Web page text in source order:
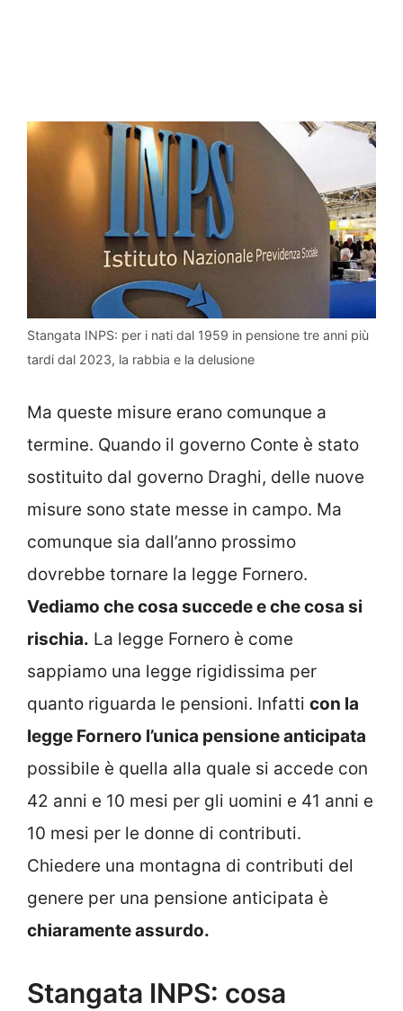
Stangata INPS: per i nati dal 1959 in pensione tre anni più
tardi dal 2023, la rabbia e la delusione
Ma queste misure erano comunque a
termine. Quando il governo Conte è stato
sostituito dal governo Draghi, delle nuove
misure sono state messe in campo. Ma
comunque sia dall’anno prossimo
dovrebbe tornare la legge Fornero.
Vediamo che cosa succede e che cosa si
rischia. La legge Fornero è come
sappiamo una legge rigidissima per
quanto riguarda le pensioni. Infatti con la
legge Fornero l’unica pensione anticipata
possibile è quella alla quale si accede con
42 anni e 10 mesi per gli uomini e 41 anni e
10 mesi per le donne di contributi.
Chiedere una montagna di contributi del
genere per una pensione anticipata è
chiaramente assurdo.
Stangata INPS: cosa